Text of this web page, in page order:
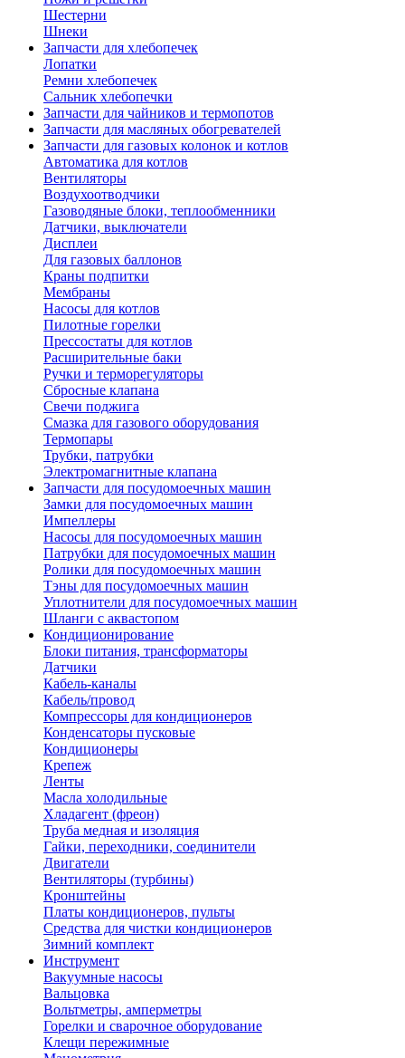
Шестерни
Шнеки
Запчасти для хлебопечек
Лопатки
Ремни хлебопечек
Сальник хлебопечки
Запчасти для чайников и термопотов
Запчасти для масляных обогревателей
Запчасти для газовых колонок и котлов
Автоматика для котлов
Вентиляторы
Воздухоотводчики
Газоводяные блоки, теплообменники
Датчики, выключатели
Дисплеи
Для газовых баллонов
Краны подпитки
Мембраны
Насосы для котлов
Пилотные горелки
Прессостаты для котлов
Расширительные баки
Ручки и терморегуляторы
Сбросные клапана
Свечи поджига
Смазка для газового оборудования
Термопары
Трубки, патрубки
Электромагнитные клапана
Запчасти для посудомоечных машин
Замки для посудомоечных машин
Импеллеры
Насосы для посудомоечных машин
Патрубки для посудомоечных машин
Ролики для посудомоечных машин
Тэны для посудомоечных машин
Уплотнители для посудомоечных машин
Шланги с аквастопом
Кондиционирование
Блоки питания, трансформаторы
Датчики
Кабель-каналы
Кабель/провод
Компрессоры для кондиционеров
Конденсаторы пусковые
Кондиционеры
Крепеж
Ленты
Масла холодильные
Хладагент (фреон)
Труба медная и изоляция
Гайки, переходники, соединители
Двигатели
Вентиляторы (турбины)
Кронштейны
Платы кондиционеров, пульты
Средства для чистки кондиционеров
Зимний комплект
Инструмент
Вакуумные насосы
Вальцовка
Вольтметры, амперметры
Горелки и сварочное оборудование
Клещи пережимные